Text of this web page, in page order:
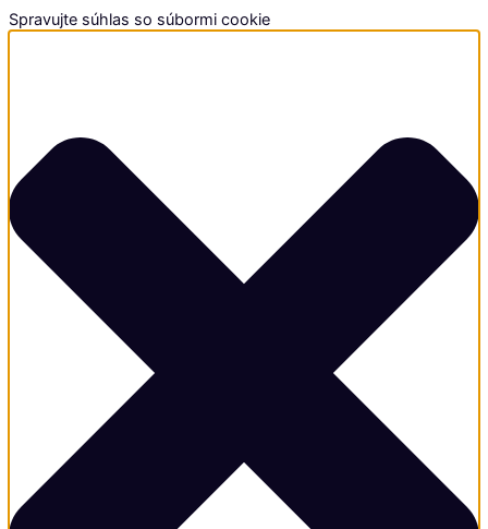
Spravujte súhlas so súbormi cookie